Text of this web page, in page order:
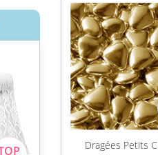
Dragées Petits